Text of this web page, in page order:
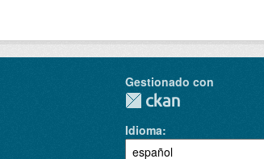
Gestionado con
Idioma